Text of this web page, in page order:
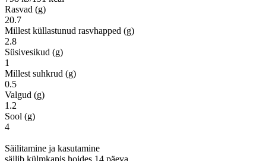
Rasvad (g)
20.7
Millest küllastunud rasvhapped (g)
2.8
Süsivesikud (g)
1
Millest suhkrud (g)
0.5
Valgud (g)
1.2
Sool (g)
4
Säilitamine ja kasutamine
säilib külmkapis hoides 14 päeva